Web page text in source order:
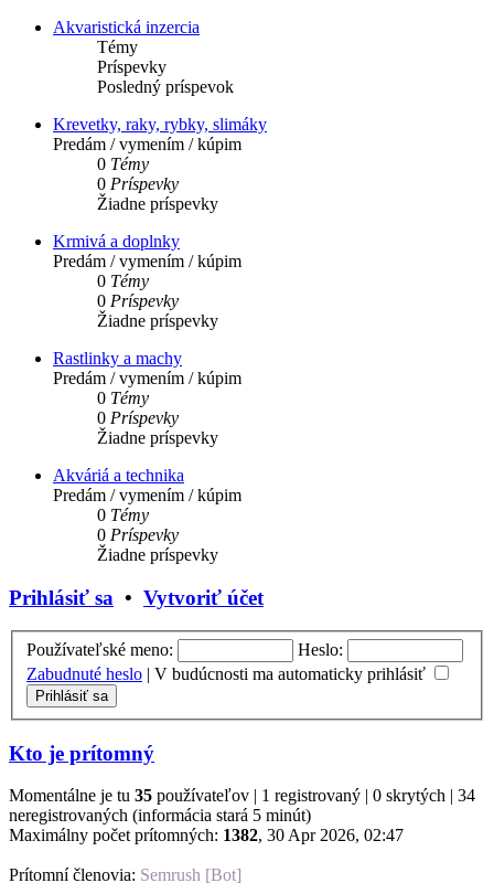
Akvaristická inzercia
Témy
Príspevky
Posledný príspevok
Krevetky, raky, rybky, slimáky
Predám / vymením / kúpim
0 Témy
0 Príspevky
Žiadne príspevky
Krmivá a doplnky
Predám / vymením / kúpim
0 Témy
0 Príspevky
Žiadne príspevky
Rastlinky a machy
Predám / vymením / kúpim
0 Témy
0 Príspevky
Žiadne príspevky
Akváriá a technika
Predám / vymením / kúpim
0 Témy
0 Príspevky
Žiadne príspevky
Prihlásiť sa • Vytvoriť účet
Používateľské meno:
Heslo:
Zabudnuté heslo | V budúcnosti ma automaticky prihlásiť
Kto je prítomný
Momentálne je tu 35 používateľov | 1 registrovaný | 0 skrytých | 34
neregistrovaných (informácia stará 5 minút)
Maximálny počet prítomných: 1382, 30 Apr 2026, 02:47
Prítomní členovia: Semrush [Bot]